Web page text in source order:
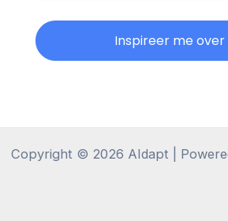
Inspireer me over
Copyright © 2026 AIdapt |